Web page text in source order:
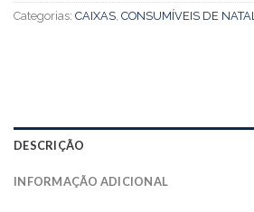
Categorias: CAIXAS CONSUMÍVEIS DE NATAL
DESCRIÇÃO
INFORMAÇÃO ADICIONAL